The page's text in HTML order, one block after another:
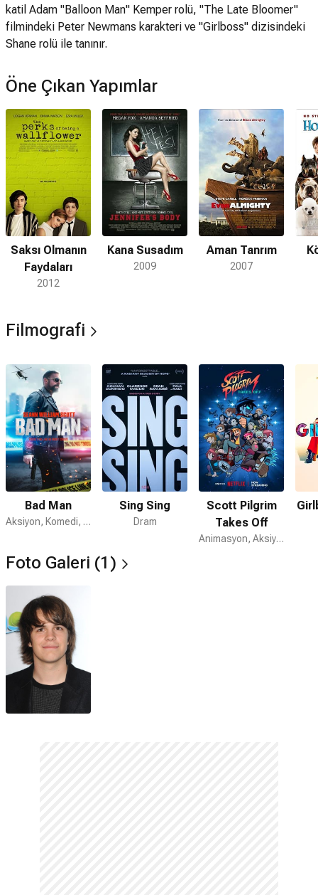
katil Adam "Balloon Man" Kemper rolü, "The Late Bloomer"
filmindeki Peter Newmans karakteri ve "Girlboss" dizisindeki
Shane rolü ile tanınır.
Öne Çıkan Yapımlar
Saksı Olmanın
Faydaları
2012
Kana Susadım
2009
Aman Tanrım
2007
Filmografi
Bad Man
Aksiyon, Komedi, Suç
Sing Sing
Dram
Scott Pilgrim
Takes Off
Animasyon, Aksiyon, Komedi
Foto Galeri (1)